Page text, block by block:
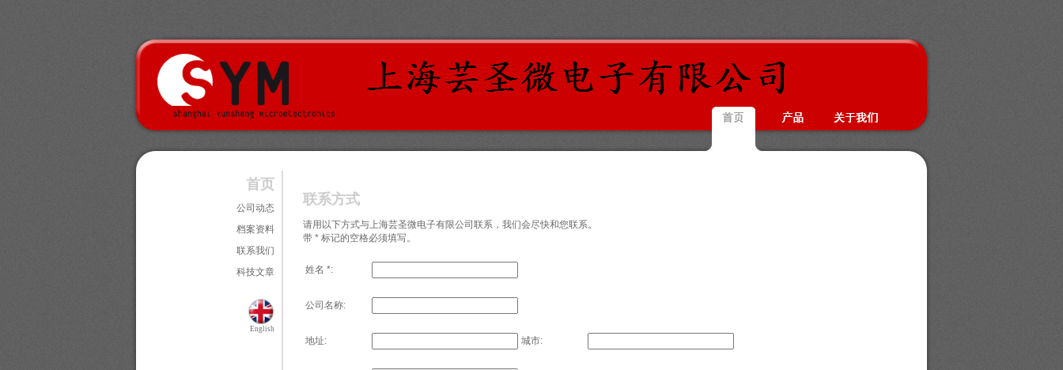
首页
公司动态
档案资料
联系我们
科技文章
English
联系方式
请用以下方式与上海芸圣微电子有限公司联系，我们会尽快和您联系。
带 * 标记的空格必须填写。
姓名 *:
公司名称:
地址: 城市: